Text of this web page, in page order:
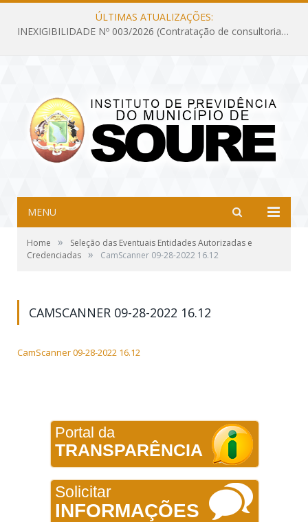
ÚLTIMAS ATUALIZAÇÕES:
INEXIGIBILIDADE Nº 003/2026 (Contratação de consultoria previdenciária com finalidade de obtenção do CRP, confecção dos demonstrativos previdenciários DAIR, DIPR e DPIN, preparar e alimentar o CADPREV, em atendimento às demandas do Instituto de Previdência dos Servidores do Município de Soure – IPSMS, por um período de 10 (dez) meses)
MENU
Home »
Seleção das Eventuais Entidades Autorizadas e
Credenciadas » CamScanner 09-28-2022 16.12
CAMSCANNER 09-28-2022 16.12
CamScanner 09-28-2022 16.12
Portal da
TRANSPARÊNCIA
Solicitar
INFORMAÇÕES